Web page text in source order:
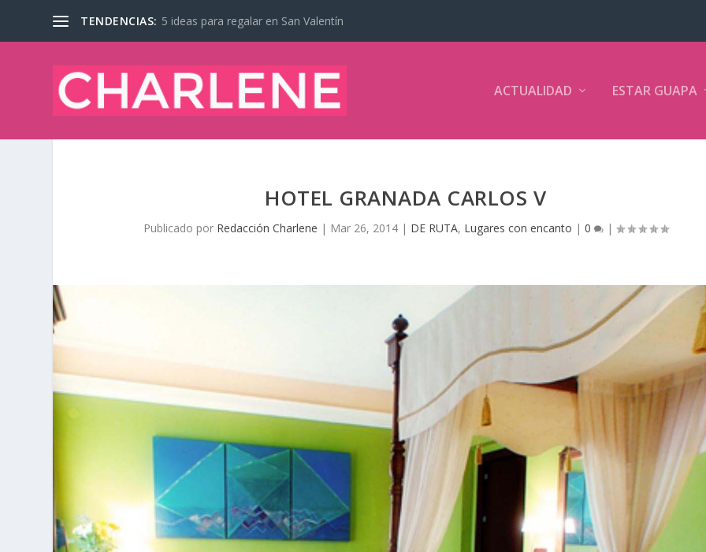
TENDENCIAS: 5 ideas para regalar en San Valentín
ACTUALIDAD ESTAR GUAPA
HOTEL GRANADA CARLOS V
Publicado por Redacción Charlene | Mar 26, 2014| DE RUTA, Lugares con encanto | 0 |